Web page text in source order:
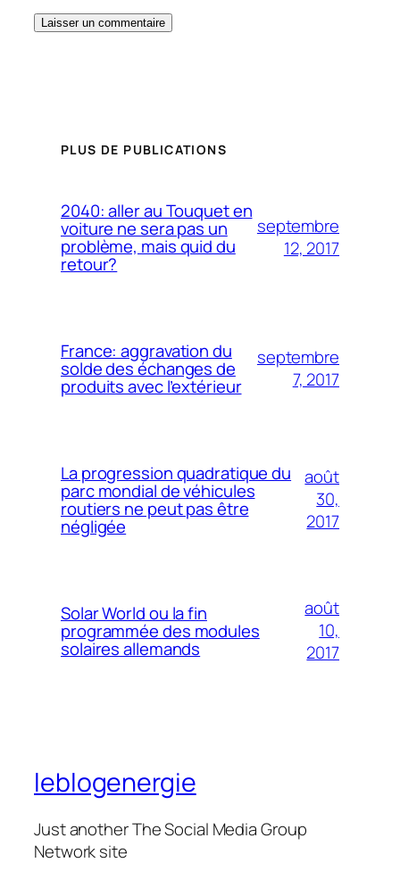
PLUS DE PUBLICATIONS
2040: aller au Touquet en
voiture ne sera pas un
problème, mais quid du
retour?
septembre
12, 2017
France: aggravation du
solde des échanges de
produits avec l’extérieur
septembre
7, 2017
La progression quadratique du
parc mondial de véhicules
routiers ne peut pas être
négligée
août
30,
2017
Solar World ou la fin
programmée des modules
solaires allemands
août
10,
2017
leblogenergie
Just another The Social Media Group
Network site